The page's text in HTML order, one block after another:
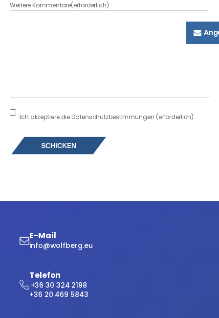
Weitere Kommentare(erforderlich)
Consent (erforderlich)
Ich akzeptiere die Datenschutzbestimmungen.(erforderlich)
E-Mail
info@wolfberg.eu
Telefon
+36 30 324 2198
+36 20 469 5843